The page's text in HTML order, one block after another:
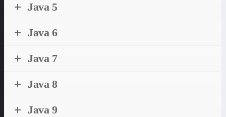
Java 5
Java 6
Java 7
Java 8
Java 9